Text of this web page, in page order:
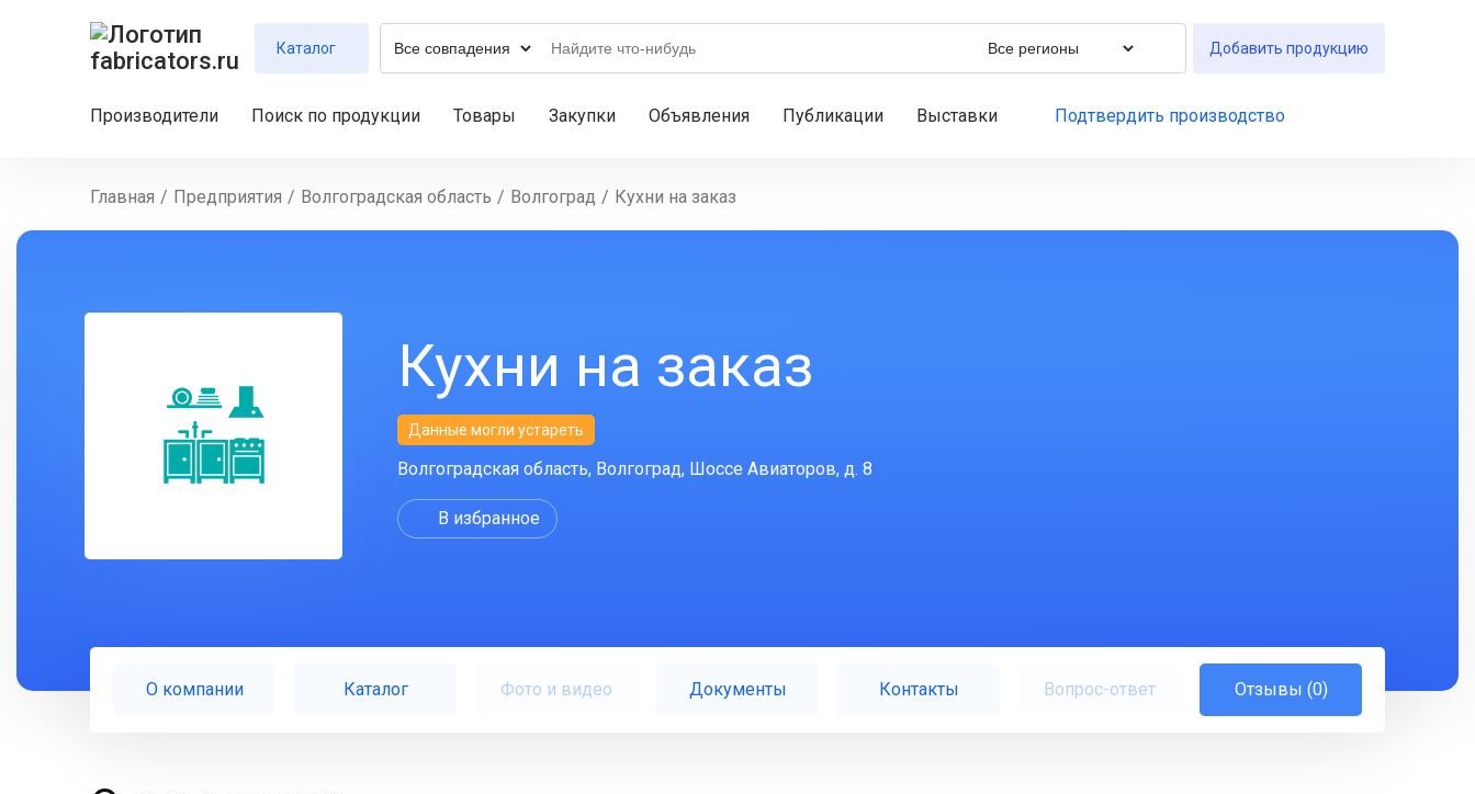
Каталог Добавить продукцию
Производители Поиск по продукции Товары Закупки Объявления Публикации Выставки Подтвердить производство
Главная / Предприятия / Волгоградская область / Волгоград / Кухни на заказ
Кухни на заказ
Данные могли устареть
Волгоградская область, Волгоград, Шоссе Авиаторов, д. 8
В избранное
О компании Каталог Фото и видео Документы Контакты Вопрос-ответ Отзывы (0)